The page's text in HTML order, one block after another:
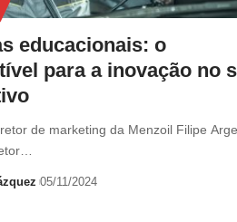
educacionais: o
para a inovação no
de marketing da Menzoil Filipe
05/11/2024